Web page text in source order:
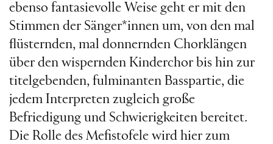
ebenso fantasievolle Weise geht er mit den
Stimmen der Sänger*innen um, von den mal
flüsternden, mal donnernden Chorklängen
über den wispernden Kinderchor bis hin zur
titelgebenden, fulminanten Basspartie, die
jedem Interpreten zugleich große
Befriedigung und Schwierigkeiten bereitet.
Die Rolle des Mefistofele wird hier zum